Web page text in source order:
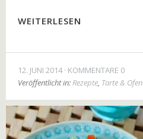
WEITERLESEN
12. JUNI 2014 KOMMENTARE 0
Veröffentlicht in:Rezepte, Tarte & Ofen